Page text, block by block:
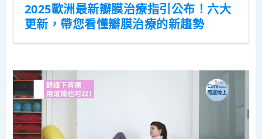
2025歐洲最新瓣膜治療指引公布！六大
更新，帶您看懂瓣膜治療的新趨勢